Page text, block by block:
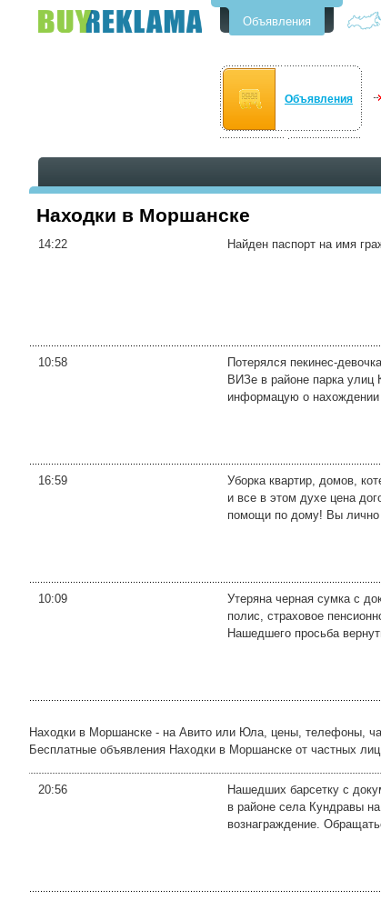
Объявления
Объявления
Находки в Моршанске
14:22 Найден паспорт на имя
10:58
Потерялся пекинес-
ВИЗе в районе парка улиц
информацую о
16:59
Уборка квартир, домов,
и все в этом духе цена
помощи по дому! Вы лично
10:09
Утеряна черная сумка с
полис, страховое
Нашедшего просьба
Находки в Моршанске - на Авито или Юла, цены, телефоны,
Бесплатные объявления Находки в Моршанске от частных
20:56
Нашедших барсетку с
в районе села Кундравы
вознаграждение.